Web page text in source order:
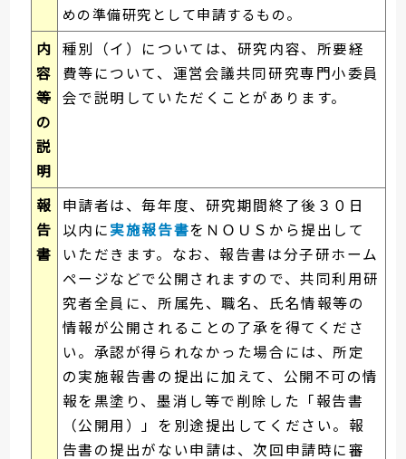
めの準備研究として申請するもの。
内
容
等
の
説
明
種別（イ）については、研究内容、所要経
費等について、運営会議共同研究専門小委員
会で説明していただくことがあります。
報
告
書
申請者は、毎年度、研究期間終了後３０日
以内に実施報告書をＮＯＵＳから提出して
いただきます。なお、報告書は分子研ホーム
ページなどで公開されますので、共同利用研
究者全員に、所属先、職名、氏名情報等の
情報が公開されることの了承を得てくださ
い。承認が得られなかった場合には、所定
の実施報告書の提出に加えて、公開不可の情
報を黒塗り、墨消し等で削除した「報告書
（公開用）」を別途提出してください。報
告書の提出がない申請は、次回申請時に審